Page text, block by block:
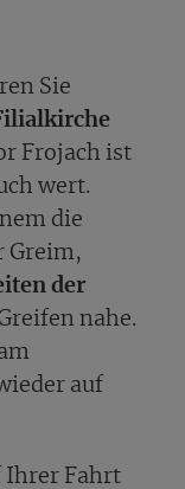
Sie
Frojach ist
wert.
die
Greim,
der
nahe.
auf
Ihrer Fahrt